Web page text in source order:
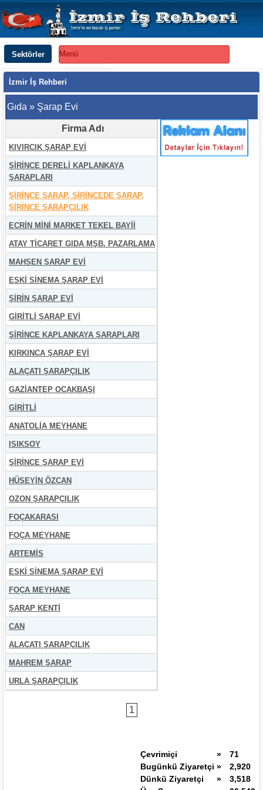
Sektörler Menü
İzmir İş Rehberi
Gıda » Şarap Evi
Firma Adı
KIVIRCIK ŞARAP EVİ
ŞİRİNCE DERELİ KAPLANKAYA
ŞARAPLARI
ŞİRİNCE ŞARAP, ŞİRİNCEDE ŞARAP,
ŞİRİNCE ŞARAPÇILIK
ECRİN MİNİ MARKET TEKEL BAYİİ
ATAY TİCARET GIDA MŞB. PAZARLAMA
MAHSEN ŞARAP EVİ
ESKİ SİNEMA ŞARAP EVİ
ŞİRİN ŞARAP EVİ
GİRİTLİ ŞARAP EVİ
ŞİRİNCE KAPLANKAYA ŞARAPLARI
KIRKINCA ŞARAP EVİ
ALAÇATI ŞARAPÇILIK
GAZİANTEP OCAKBAŞI
GİRİTLİ
ANATOLİA MEYHANE
ISIKSOY
ŞİRİNCE ŞARAP EVİ
HÜSEYİN ÖZCAN
OZON ŞARAPÇILIK
FOÇAKARASI
FOÇA MEYHANE
ARTEMİS
ESKİ SİNEMA ŞARAP EVİ
FOÇA MEYHANE
ŞARAP KENTİ
CAN
ALAÇATI ŞARAPÇILIK
MAHREM ŞARAP
URLA ŞARAPÇILIK
1
Çevrimiçi »
71
Bugünkü Ziyaretçi »
2,920
Dünkü Ziyaretçi
»
3,518